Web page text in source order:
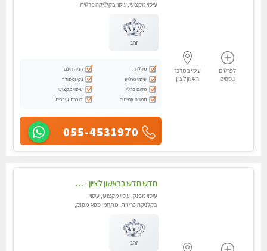
לפרטים
נוספים
עיסוי במרכז
ראשון לציון
עיסוי מקצועי, עיסוי בקלניקה פרטית
זהב
מקלחת
חניה חינם
עיסוי מרגיע
נקי ומסודר
מקום פרטי
עיסוי מקצועי
תמונה אמיתית
דוברת עיברית
055-4531970
חדש חדש בראשון לציון - כל סוגי העיסויים מעסה מקצועית ואיכותית פרטי!!!לא עונה לחסוי !
עיסוי מפנק, עיסוי מקצועי, עיסוי
בקלניקה פרטית, מתחמי ספא מפנק,
זהב